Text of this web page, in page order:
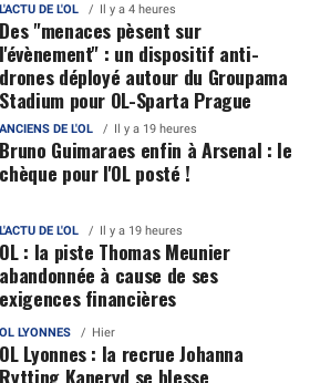
L'ACTU DE L'OL Il y a 4 heures
Des "menaces pèsent sur
l'évènement" : un dispositif anti-
drones déployé autour du Groupama
Stadium pour OL-Sparta Prague
ANCIENS DE L'OL Il y a 19 heures
Bruno Guimaraes enfin à Arsenal : le
chèque pour l'OL posté !
L'ACTU DE L'OL Il y a 19 heures
OL : la piste Thomas Meunier
abandonnée à cause de ses
exigences financières
OL LYONNES Hier
OL Lyonnes : la recrue Johanna
Rytting Kaneryd se blesse